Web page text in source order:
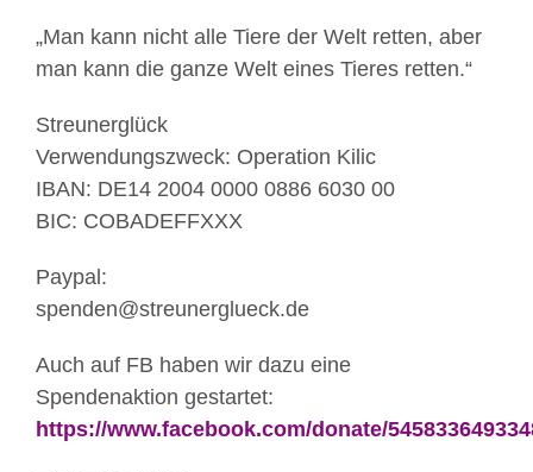
„Man kann nicht alle Tiere der Welt retten, aber
man kann die ganze Welt eines Tieres retten.“
Streunerglück
Verwendungszweck: Operation Kilic
IBAN: DE14 2004 0000 0886 6030 00
BIC: COBADEFFXXX
Paypal:
spenden@streunerglueck.de
Auch auf FB haben wir dazu eine
Spendenaktion gestartet:
https://www.facebook.com/donate/